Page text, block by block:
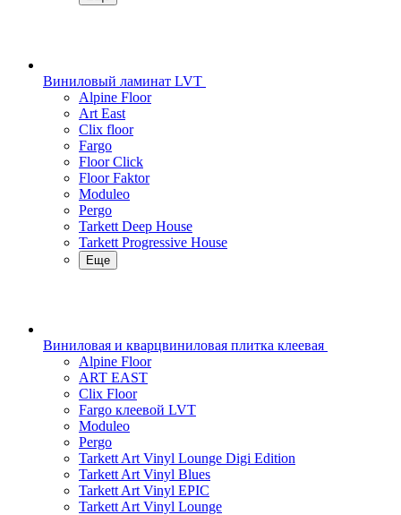
Виниловый ламинат LVT
Alpine Floor
Art East
Clix floor
Fargo
Floor Click
Floor Faktor
Moduleo
Pergo
Tarkett Deep House
Tarkett Progressive House
Еще
Виниловая и кварцвиниловая плитка клеевая
Alpine Floor
ART EAST
Clix Floor
Fargo клеевой LVT
Moduleo
Pergo
Tarkett Art Vinyl Lounge Digi Edition
Tarkett Art Vinyl Blues
Tarkett Art Vinyl EPIC
Tarkett Art Vinyl Lounge